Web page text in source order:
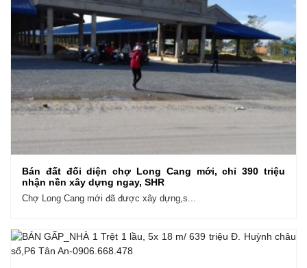
Bán đất đối diện chợ Long Cang mới, chỉ 390 triệu
nhận nền xây dựng ngay, SHR
Chợ Long Cang mới đã được xây dựng,s...